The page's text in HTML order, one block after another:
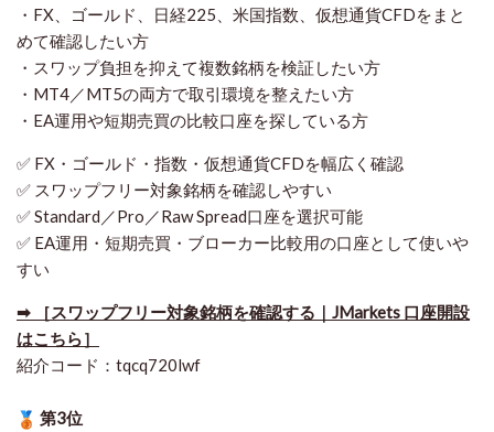
・FX、ゴールド、日経225、米国指数、仮想通貨CFDをまと
めて確認したい方
・スワップ負担を抑えて複数銘柄を検証したい方
・MT4／MT5の両方で取引環境を整えたい方
・EA運用や短期売買の比較口座を探している方
✅ FX・ゴールド・指数・仮想通貨CFDを幅広く確認
✅ スワップフリー対象銘柄を確認しやすい
✅ Standard／Pro／Raw Spread口座を選択可能
✅ EA運用・短期売買・ブローカー比較用の口座として使いや
すい
➡ ［スワップフリー対象銘柄を確認する｜JMarkets 口座開設
はこちら］
紹介コード：tqcq720lwf
第3位